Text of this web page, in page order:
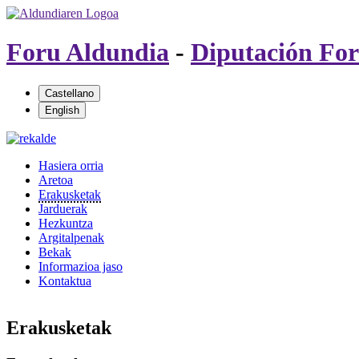
Foru Aldundia - Diputación
Hasiera orria
Aretoa
Erakusketak
Jarduerak
Hezkuntza
Argitalpenak
Bekak
Informazioa jaso
Kontaktua
Erakusketak